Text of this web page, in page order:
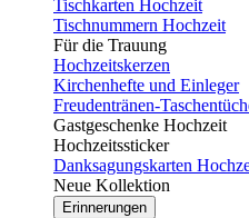
Tischkarten Hochzeit
Tischnummern Hochzeit
Für die Trauung
Hochzeitskerzen
Kirchenhefte und Einleger
Freudentränen-
Gastgeschenke Hochzeit
Hochzeitssticker
Danksagungskarten
Neue Kollektion
Erinnerungen